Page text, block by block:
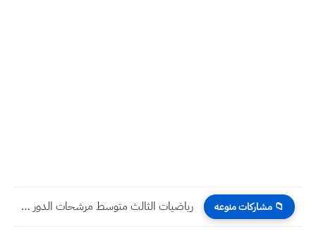
📁 مشاركات منوعه رد اللجنة الدائمة للامتحانات حول تسريب اسئلة انكليزي ثالث متوسط...